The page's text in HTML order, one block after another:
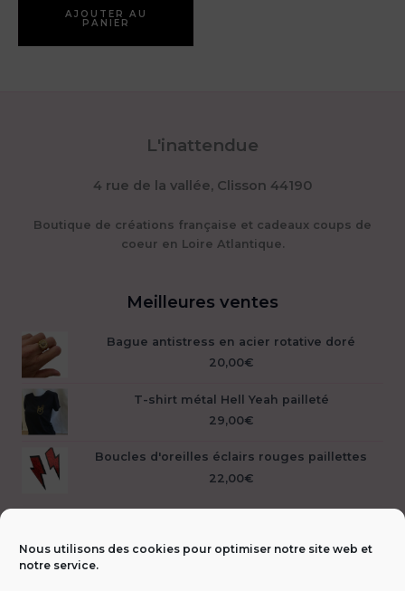
Nous utilisons des cookies pour optimiser notre site web et
notre service.
AJOUTER AU
PANIER
L'inattendue
4 rue de la vallée, Clisson 44190
Boutique de créations française et cadeaux coups de
coeur en Loire Atlantique.
Meilleures ventes
Bague antistress en acier rotative doré
20,00€
T-shirt métal Hell Yeah pailleté
29,00€
Boucles d'oreilles éclairs rouges paillettes
22,00€